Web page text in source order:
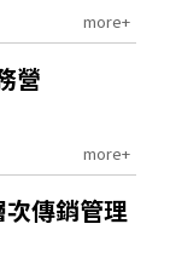
more+
營
more+
次傳銷管理